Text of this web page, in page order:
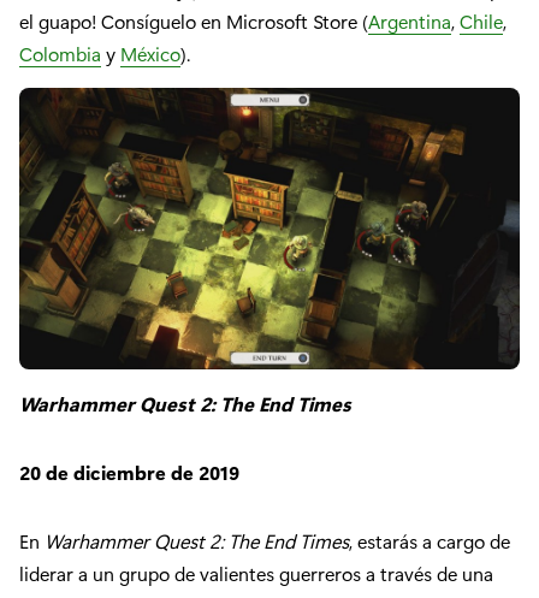
el guapo! Consíguelo en Microsoft Store (Argentina,Chile,
Colombia y México).
Warhammer Quest 2: The End Times
20 de diciembre de 2019
En Warhammer Quest 2: The End Times, estarás a cargo de
liderar a un grupo de valientes guerreros a través de una